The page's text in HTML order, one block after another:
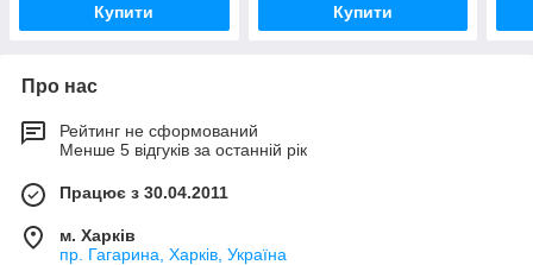
Купити Купити
Про нас
Рейтинг не сформований
Менше 5 відгуків за останній рік
Працює з 30.04.2011
м. Харків
пр. Гагарина, Харків, Україна